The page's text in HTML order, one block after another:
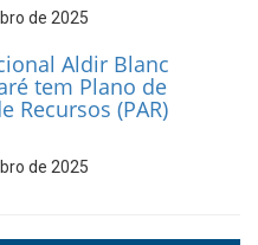
de 2026
Tamandaré
e
com a
educação
de 2026